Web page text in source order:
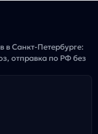
в Санкт-Петербурге:
отправка по РФ без